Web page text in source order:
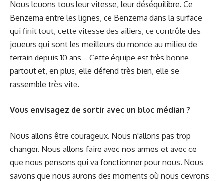
Nous louons tous leur vitesse, leur déséquilibre. Ce
Benzema entre les lignes, ce Benzema dans la surface
qui finit tout, cette vitesse des ailiers, ce contrôle des
joueurs qui sont les meilleurs du monde au milieu de
terrain depuis 10 ans… Cette équipe est très bonne
partout et, en plus, elle défend très bien, elle se
rassemble très vite.
Vous envisagez de sortir avec un bloc médian ?
Nous allons être courageux. Nous n'allons pas trop
changer. Nous allons faire avec nos armes et avec ce
que nous pensons qui va fonctionner pour nous. Nous
savons que nous aurons des moments où nous devrons